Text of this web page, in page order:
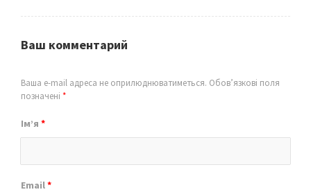
Ваш комментарий
Ваша e-mail адреса не оприлюднюватиметься. Обов’язкові поля
позначені *
Ім’я *
Email*